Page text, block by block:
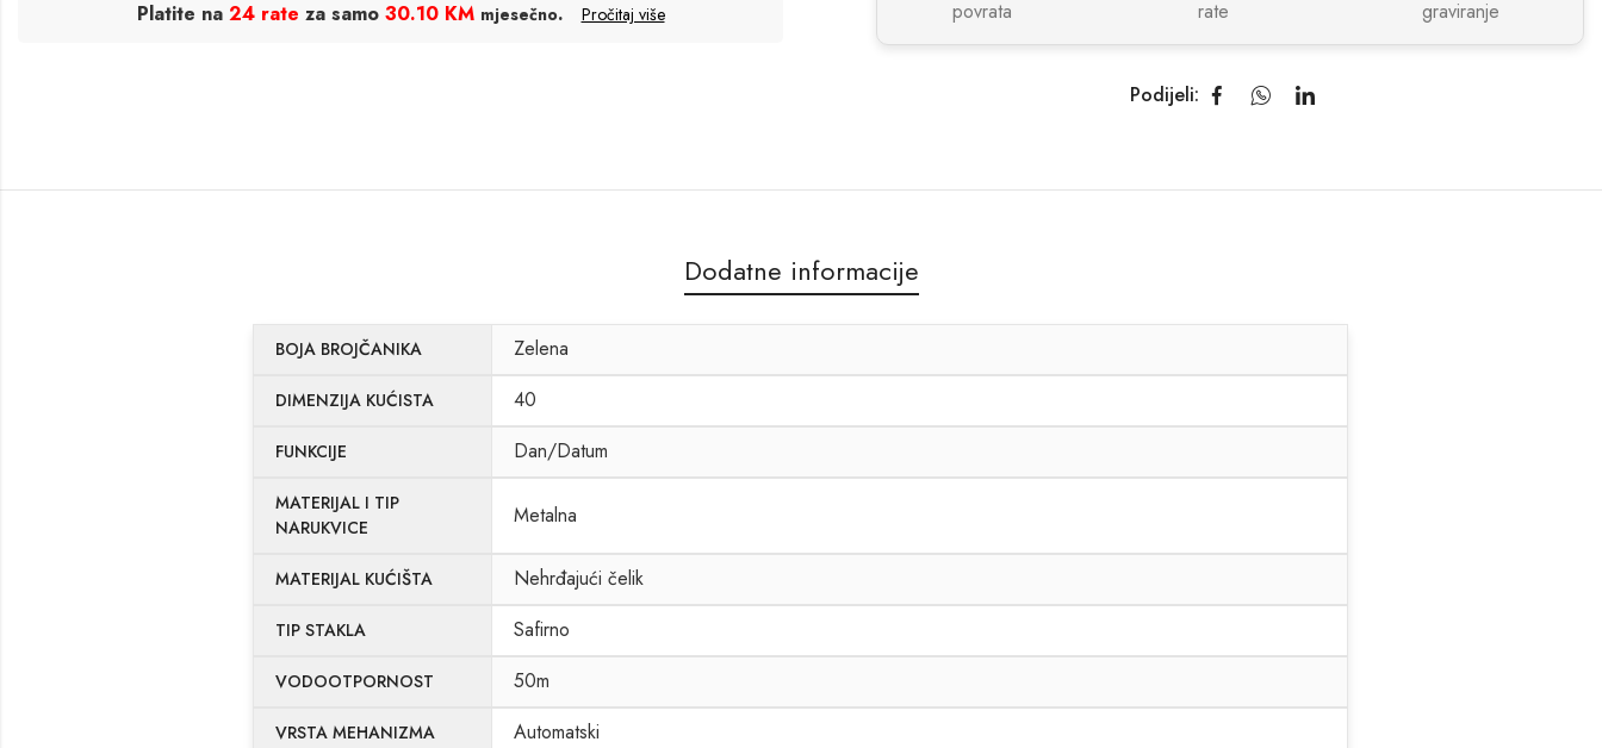
Platite na 24 rate za samo 30.10 KM mjesečno. Pročitaj više
povrata
rate
graviranje
Podijeli:
Dodatne informacije
BOJA BROJČANIKA Zelena
DIMENZIJA KUĆISTA 40
FUNKCIJE Dan/Datum
MATERIJAL I TIP
NARUKVICE
Metalna
MATERIJAL KUĆIŠTA Nehrđajući čelik
TIP STAKLA Safirno
VODOOTPORNOST 50m
VRSTA MEHANIZMA Automatski